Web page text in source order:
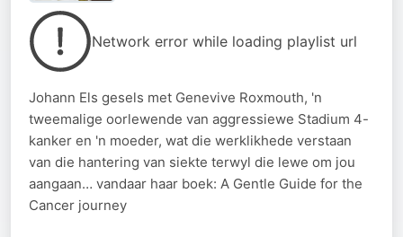
Network error while loading playlist url
Johann Els gesels met Genevive Roxmouth, 'n
tweemalige oorlewende van aggressiewe Stadium 4-
kanker en 'n moeder, wat die werklikhede verstaan
van die hantering van siekte terwyl die lewe om jou
aangaan… vandaar haar boek: A Gentle Guide for the
Cancer journey